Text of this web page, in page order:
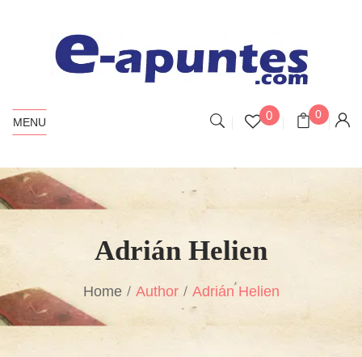
MENU 0 0
Adrián Helien
Home Author Adrián Helien